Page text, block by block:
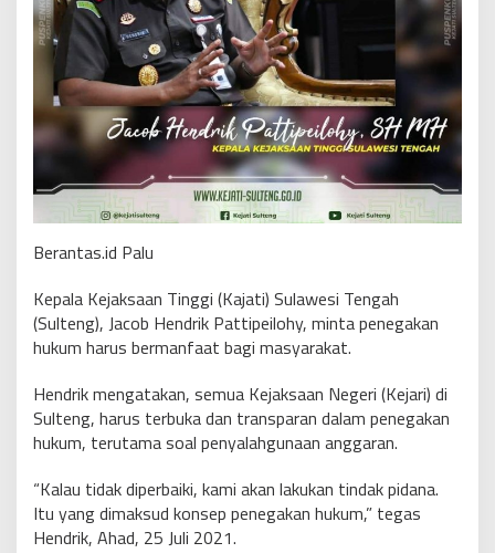
Berantas.id Palu
Kepala Kejaksaan Tinggi (Kajati) Sulawesi Tengah
(Sulteng), Jacob Hendrik Pattipeilohy, minta penegakan
hukum harus bermanfaat bagi masyarakat.
Hendrik mengatakan, semua Kejaksaan Negeri (Kejari) di
Sulteng, harus terbuka dan transparan dalam penegakan
hukum, terutama soal penyalahgunaan anggaran.
“Kalau tidak diperbaiki, kami akan lakukan tindak pidana.
Itu yang dimaksud konsep penegakan hukum,” tegas
Hendrik, Ahad, 25 Juli 2021.